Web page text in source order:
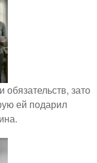
зато
ей подарил